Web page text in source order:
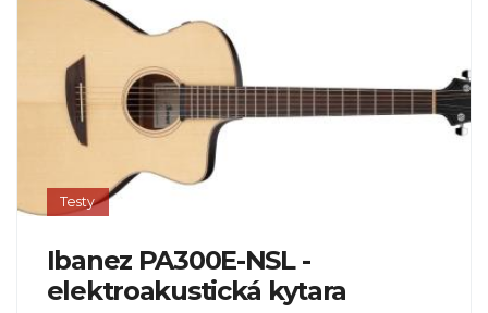
Testy
Ibanez PA300E-NSL -
elektroakustická kytara